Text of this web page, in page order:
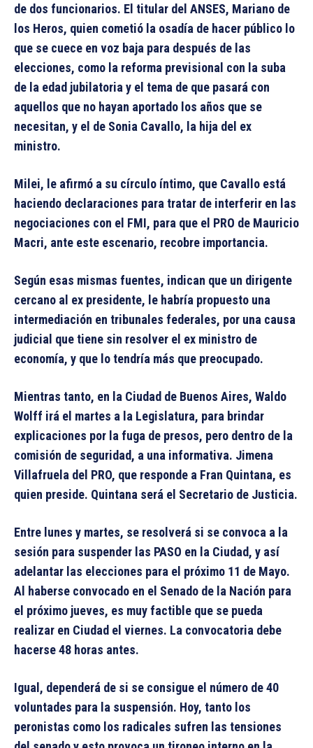
de dos funcionarios. El titular del ANSES, Mariano de
los Heros, quien cometió la osadía de hacer público lo
que se cuece en voz baja para después de las
elecciones, como la reforma previsional con la suba
de la edad jubilatoria y el tema de que pasará con
aquellos que no hayan aportado los años que se
necesitan, y el de Sonia Cavallo, la hija del ex
ministro.
Milei, le afirmó a su círculo íntimo, que Cavallo está
haciendo declaraciones para tratar de interferir en las
negociaciones con el FMI, para que el PRO de Mauricio
Macri, ante este escenario, recobre importancia.
Según esas mismas fuentes, indican que un dirigente
cercano al ex presidente, le habría propuesto una
intermediación en tribunales federales, por una causa
judicial que tiene sin resolver el ex ministro de
economía, y que lo tendría más que preocupado.
Mientras tanto, en la Ciudad de Buenos Aires, Waldo
Wolff irá el martes a la Legislatura, para brindar
explicaciones por la fuga de presos, pero dentro de la
comisión de seguridad, a una informativa. Jimena
Villafruela del PRO, que responde a Fran Quintana, es
quien preside. Quintana será el Secretario de Justicia.
Entre lunes y martes, se resolverá si se convoca a la
sesión para suspender las PASO en la Ciudad, y así
adelantar las elecciones para el próximo 11 de Mayo.
Al haberse convocado en el Senado de la Nación para
el próximo jueves, es muy factible que se pueda
realizar en Ciudad el viernes. La convocatoria debe
hacerse 48 horas antes.
Igual, dependerá de si se consigue el número de 40
voluntades para la suspensión. Hoy, tanto los
peronistas como los radicales sufren las tensiones